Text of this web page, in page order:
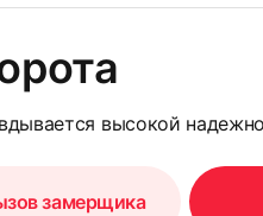
высокой
замерщика